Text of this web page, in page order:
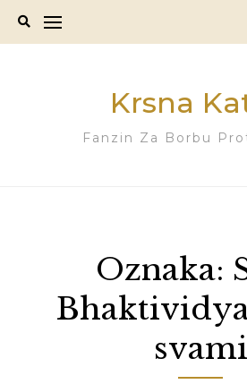
Krsna
Fanzin Za Borbu
Oznaka:
svami